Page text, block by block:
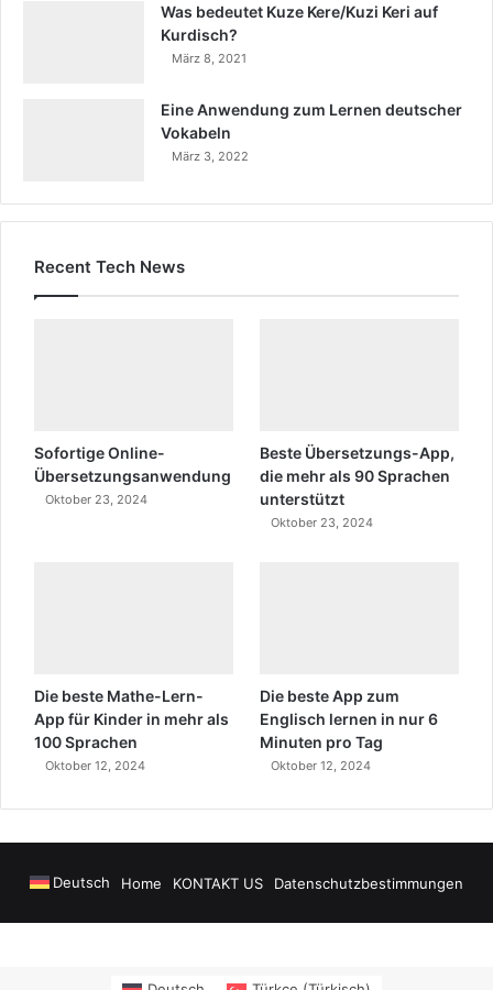
Was bedeutet Kuze Kere/Kuzi Keri auf
Kurdisch?
März 8, 2021
Eine Anwendung zum Lernen deutscher
Vokabeln
März 3, 2022
Recent Tech News
Sofortige Online-
Übersetzungsanwendung
Oktober 23, 2024
Beste Übersetzungs-App,
die mehr als 90 Sprachen
unterstützt
Oktober 23, 2024
Die beste Mathe-Lern-
App für Kinder in mehr als
100 Sprachen
Oktober 12, 2024
Die beste App zum
Englisch lernen in nur 6
Minuten pro Tag
Oktober 12, 2024
Deutsch Home KONTAKT US Datenschutzbestimmungen
https://